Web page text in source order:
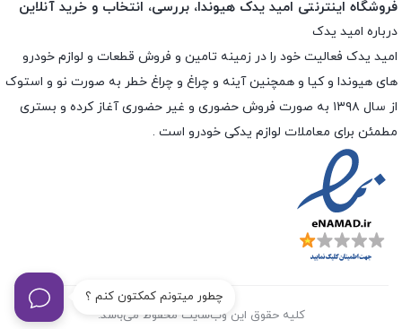
چطور میتونم کمکتون کنم ؟
فروشگاه اینترنتی امید یدک هیوندا، بررسی، انتخاب و خرید آنلاین
درباره امید یدک
امید یدک فعالیت خود را در زمینه تامین و فروش قطعات و لوازم خودرو
های هیوندا و کیا و همچنین آینه و چراغ و چراغ خطر به صورت نو و استوک
از سال ۱۳۹۸ به صورت فروش حضوری و غیر حضوری آغاز کرده و بستری
مطمئن برای معاملات لوازم یدکی خودرو است .
کلیه حقوق این وب‌سایت محفوظ می‌باشد.